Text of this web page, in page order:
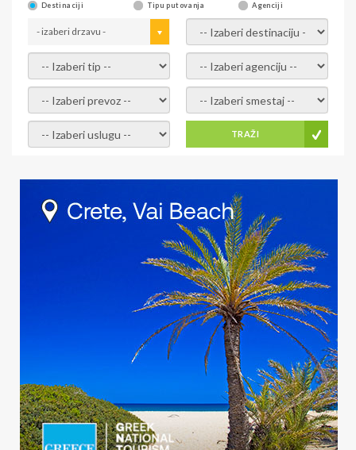
Destinaciji Tipu putovanja Agenciji
- izaberi drzavu - - izaberi destinaciju -
- izaberi tip - - izaberi agenciju -
- izaberi prevoz - - Izaberite smestaj -
- Izaberite uslugu - TRAŽI